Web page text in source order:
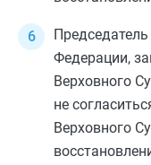
Федерации,
Верховного
не
Верховного